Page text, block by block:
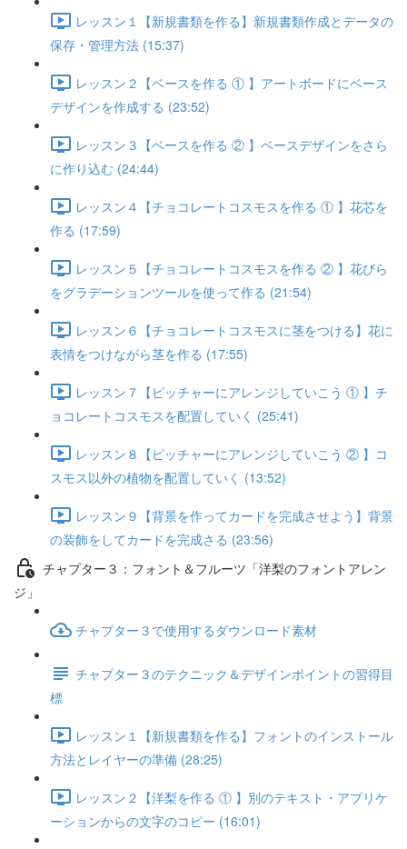
レッスン１【新規書類を作る】新規書類作成とデータの
保存・管理方法 (15:37)
レッスン２【ベースを作る ① 】アートボードにベース
デザインを作成する (23:52)
レッスン３【ベースを作る ② 】ベースデザインをさら
に作り込む (24:44)
レッスン４【チョコレートコスモスを作る ① 】花芯を
作る (17:59)
レッスン５【チョコレートコスモスを作る ② 】花びら
をグラデーションツールを使って作る (21:54)
レッスン６【チョコレートコスモスに茎をつける】花に
表情をつけながら茎を作る (17:55)
レッスン７【ピッチャーにアレンジしていこう ① 】チ
ョコレートコスモスを配置していく (25:41)
レッスン８【ピッチャーにアレンジしていこう ② 】コ
スモス以外の植物を配置していく (13:52)
レッスン９【背景を作ってカードを完成させよう】背景
の装飾をしてカードを完成さる (23:56)
チャプター３：フォント＆フルーツ「洋梨のフォントアレン
ジ」
チャプター３で使用するダウンロード素材
チャプター３のテクニック＆デザインポイントの習得目
標
レッスン１【新規書類を作る】フォントのインストール
方法とレイヤーの準備 (28:25)
レッスン２【洋梨を作る ① 】別のテキスト・アプリケ
ーションからの文字のコピー (16:01)